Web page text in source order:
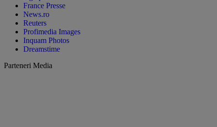
France Presse
News.ro
Reuters
Profimedia Images
Inquam Photos
Dreamstime
Parteneri Media